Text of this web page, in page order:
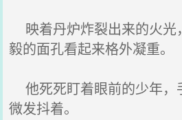
映着丹炉炸裂出来的火光
毅的面孔看起来格外凝重。
他死死盯着眼前的少年，
微发抖着。